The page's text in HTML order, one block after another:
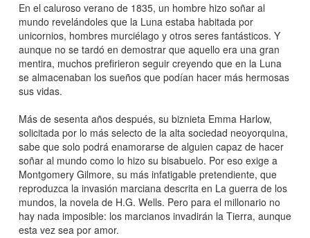
En el caluroso verano de 1835, un hombre hizo soñar al
mundo revelándoles que la Luna estaba habitada por
unicornios, hombres murciélago y otros seres fantásticos. Y
aunque no se tardó en demostrar que aquello era una gran
mentira, muchos prefirieron seguir creyendo que en la Luna
se almacenaban los sueños que podían hacer más hermosas
sus vidas.
Más de sesenta años después, su biznieta Emma Harlow,
solicitada por lo más selecto de la alta sociedad neoyorquina,
sabe que solo podrá enamorarse de alguien capaz de hacer
soñar al mundo como lo hizo su bisabuelo. Por eso exige a
Montgomery Gilmore, su más infatigable pretendiente, que
reproduzca la invasión marciana descrita en La guerra de los
mundos, la novela de H.G. Wells. Pero para el millonario no
hay nada imposible: los marcianos invadirán la Tierra, aunque
esta vez sea por amor.